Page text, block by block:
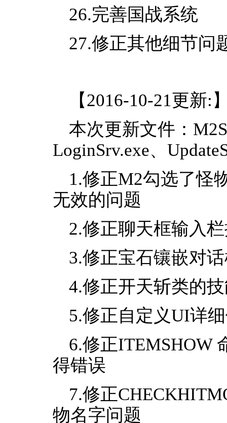
26.完善国战系统
27.修正其他细节问
【2016-10-21更新:
本次更新文件：
LoginSrv.exe、
1.修正M2勾选了怪
无效的问题
2.修正聊天框输入
3.修正宝石镶嵌对
4.修正开天斩类的
5.修正自定义UI详
6.修正ITEMSHOW
得错误
7.修正
物名字问题